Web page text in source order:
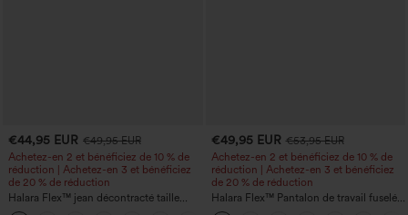
€44,95 EUR €49,95 EUR
Achetez-en 2 et bénéficiez de 10 % de
réduction | Achetez-en 3 et bénéficiez
de 20 % de réduction
Halara Flex™ jean décontracté taille
haute, large, avec poches, ourlet
€49,95 EUR €53,95 EUR
Achetez-en 2 et bénéficiez de 10 % de
réduction | Achetez-en 3 et bénéficiez
de 20 % de réduction
Halara Flex™ Pantalon de travail fuselé,
uni, taille haute, avec poches